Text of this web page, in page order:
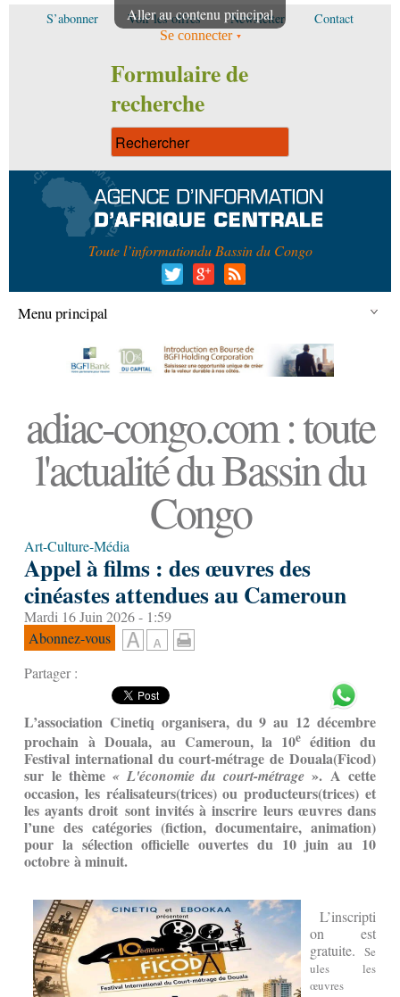
Aller au contenu principal
S’abonner Voir les offres Newsletter Contact
Se connecter
Formulaire de
recherche
Toute l’informationdu Bassin du Congo
Menu principal
adiac-congo.com : toute
l'actualité du Bassin du
Congo
Art-Culture-Média
Appel à films : des œuvres des
cinéastes attendues au Cameroun
Mardi 16 Juin 2026 - 1:59
Abonnez-vous
Partager :
L’association Cinetiq organisera, du 9 au 12 décembre
prochain à Douala, au Cameroun, la 10e édition du
Festival international du court-métrage de Douala(Ficod)
sur le thème « L'économie du court-métrage ». A cette
occasion, les réalisateurs(trices) ou producteurs(trices) et
les ayants droit sont invités à inscrire leurs œuvres dans
l’une des catégories (fiction, documentaire, animation)
pour la sélection officielle ouvertes du 10 juin au 10
octobre à minuit.
L’inscripti
on est
gratuite. Se
ules les
œuvres